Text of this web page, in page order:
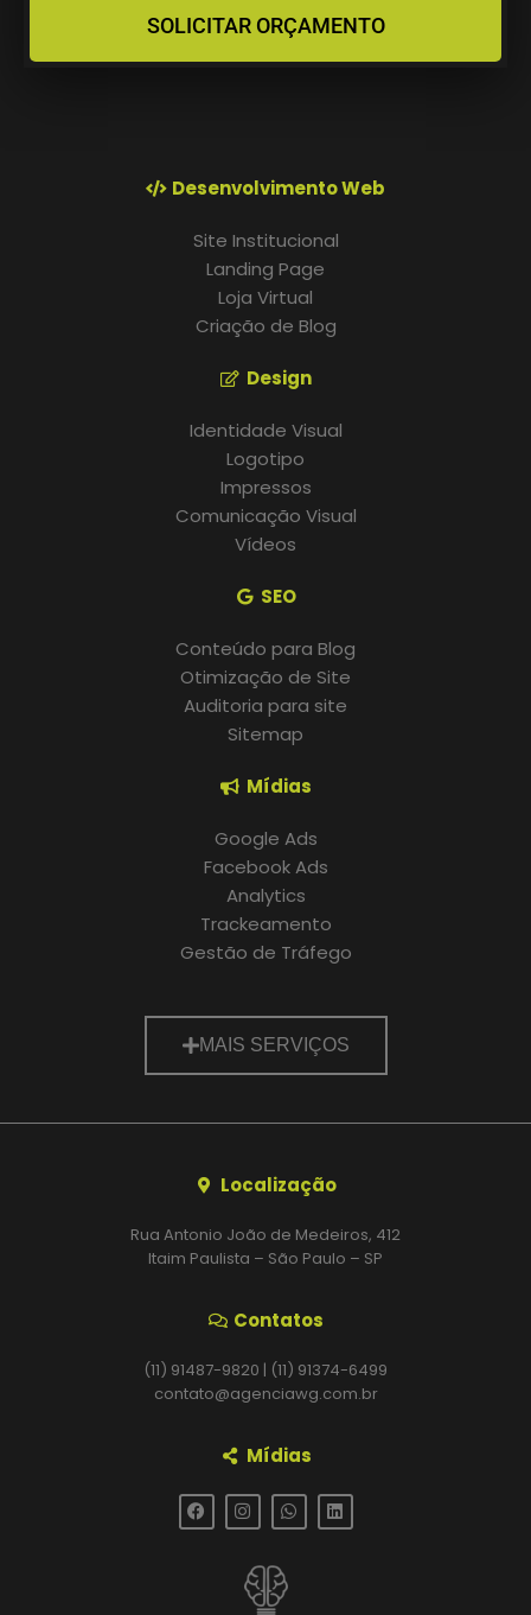
SOLICITAR ORÇAMENTO
Desenvolvimento Web
Site Institucional
Landing Page
Loja Virtual
Criação de Blog
Design
Identidade Visual
Logotipo
Impressos
Comunicação Visual
Vídeos
SEO
Conteúdo para Blog
Otimização de Site
Auditoria para site
Sitemap
Mídias
Google Ads
Facebook Ads
Analytics
Trackeamento
Gestão de Tráfego
MAIS SERVIÇOS
Localização
Rua Antonio João de Medeiros, 412
Itaim Paulista – São Paulo – SP
Contatos
(11) 91487-9820 | (11) 91374-6499
contato@agenciawg.com.br
Mídias